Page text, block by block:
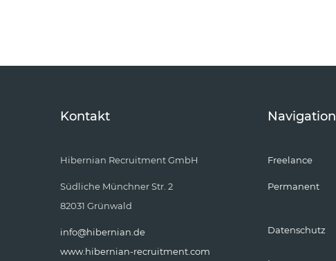
Kontakt
Hibernian Recruitment GmbH
Südliche Münchner Str. 2
82031 Grünwald
info@hibernian.de
www.hibernian-recruitment.com
Navigation
Freelance
Permanent
Datenschutz